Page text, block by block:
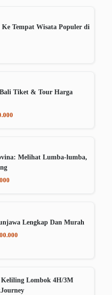
Tempat Wisata Populer di
Tiket & Tour Harga
Melihat Lumba-lumba,
Lengkap Dan Murah
Lombok 4H/3M